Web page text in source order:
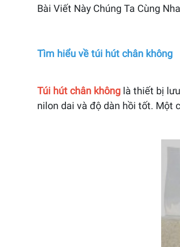
Bài Viết Này Chúng Ta Cùng
Tìm hiểu về túi hút chân không
Túi hút chân khônglà thiết bị lưu
nilon dai và độ dàn hồi tốt. Một